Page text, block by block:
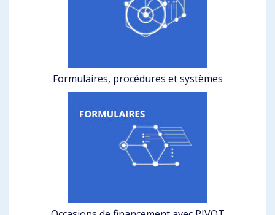
Formulaires, procédures et systèmes